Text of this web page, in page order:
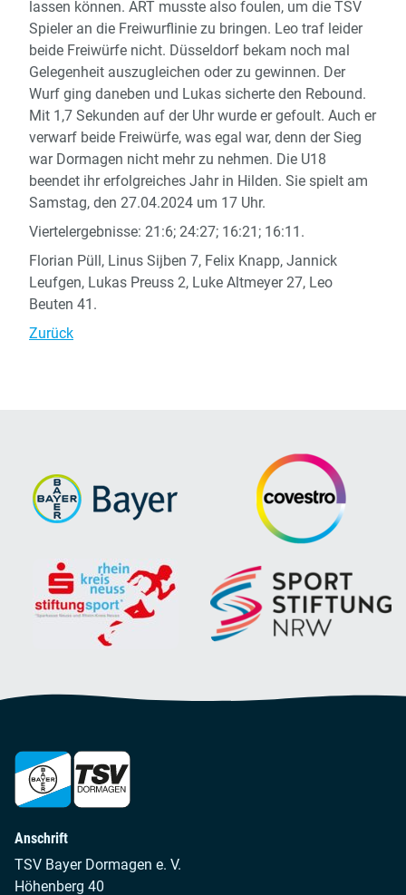
lassen können. ART musste also foulen, um die TSV
Spieler an die Freiwurflinie zu bringen. Leo traf leider
beide Freiwürfe nicht. Düsseldorf bekam noch mal
Gelegenheit auszugleichen oder zu gewinnen. Der
Wurf ging daneben und Lukas sicherte den Rebound.
Mit 1,7 Sekunden auf der Uhr wurde er gefoult. Auch er
verwarf beide Freiwürfe, was egal war, denn der Sieg
war Dormagen nicht mehr zu nehmen. Die U18
beendet ihr erfolgreiches Jahr in Hilden. Sie spielt am
Samstag, den 27.04.2024 um 17 Uhr.
Viertelergebnisse: 21:6; 24:27; 16:21; 16:11.
Florian Püll, Linus Sijben 7, Felix Knapp, Jannick
Leufgen, Lukas Preuss 2, Luke Altmeyer 27, Leo
Beuten 41.
Zurück
Anschrift
TSV Bayer Dormagen e. V.
Höhenberg 40